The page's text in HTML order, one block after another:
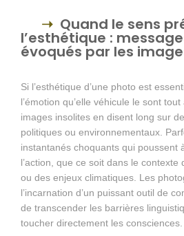
Quand le sens
l’esthétique :
évoqués par les
Si l’esthétique d’une photo est
l’émotion qu’elle véhicule le sont
images insolites en disent long sur
politiques ou environnementaux.
instantanés choquants qui poussent
l’action, que ce soit dans le
ou des enjeux climatiques. Les
l’incarnation d’un puissant outil de
de transcender les barrières
toucher directement les consciences.